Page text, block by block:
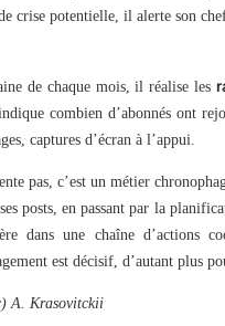
crise potentielle, il alerte son
de chaque mois, il réalise les
combien d’abonnés ont
captures d’écran à l’appui.
pas, c’est un métier
posts, en passant par la
dans une chaîne d’actions
est décisif, d’autant plus
A. Krasovitckii